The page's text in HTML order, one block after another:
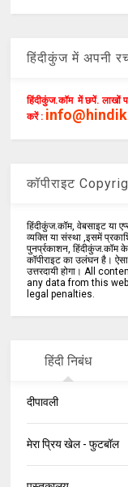
हिंदीकुंज में अपनी
हिंदीकुंज.कॉम में छपें. लाखों
करें :
कॉपीराइट
हिंदीकुंज.कॉम, वेबसाइट या
व्यक्ति या संस्था ,इसमें
पुनर्प्रकाशन, हिंदीकुंज.कॉम
कॉपीराइट का उलंघन है।
उत्तरदायी होगा। All
any data from this
legal penalties.
हिंदी निबंध
दीपावली
मेरा प्रिय खेल - फुटबॉल